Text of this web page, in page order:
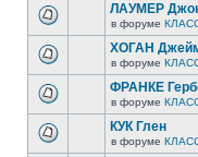
ЛАУМЕР
в форуме
ХОГАН
в форуме
ФРАНКЕ
в форуме
КУК Глен
в форуме